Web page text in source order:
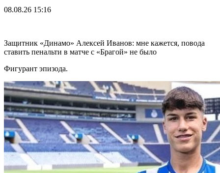
08.08.26 15:16
Защитник «Динамо» Алексей Иванов: мне кажется, повода
ставить пенальти в матче с «Брагой» не было
Фигурант эпизода.